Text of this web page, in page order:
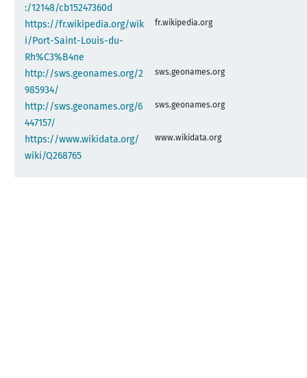
:/12148/cb15247360d
https://fr.wikipedia.org/wik
i/Port-Saint-Louis-du-
Rh%C3%B4ne
fr.wikipedia.org
http://sws.geonames.org/2
985934/
sws.geonames.org
http://sws.geonames.org/6
447157/
sws.geonames.org
https://www.wikidata.org/
wiki/Q268765
www.wikidata.org